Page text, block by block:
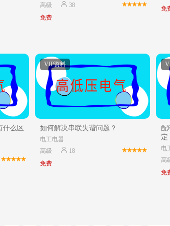
高级
38
免费
免
什么区
VIP资料
如何解决串联失谐问题？
电工电器
高级
18
免费
配
定
电
高
免